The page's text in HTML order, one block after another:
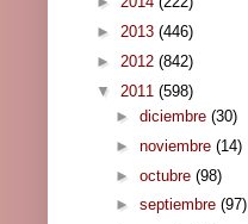
► 2013 (446)
► 2012 (842)
▼ 2011 (598)
► diciembre (30)
► noviembre (14)
► octubre (98)
► septiembre (97)